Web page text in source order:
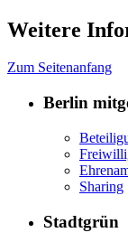
Weitere
Zum Seitenanfang
Berlin
Sharing
Stadtgrün